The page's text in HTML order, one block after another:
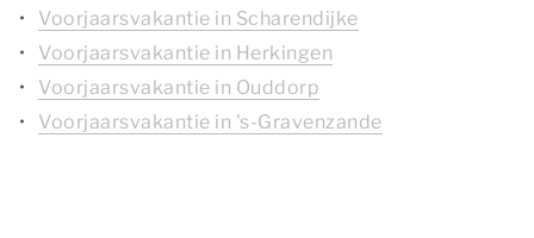
Voorjaarsvakantie in Scharendijke
Voorjaarsvakantie in Herkingen
Voorjaarsvakantie in Ouddorp
Voorjaarsvakantie in 's-Gravenzande